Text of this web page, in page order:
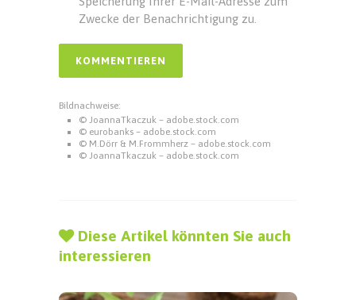
Zwecke der Benachrichtigung zu.
Bildnachweise:
© JoannaTkaczuk – adobe.stock.com
© eurobanks – adobe.stock.com
© M.Dörr & M.Frommherz – adobe.stock.com
© JoannaTkaczuk – adobe.stock.com
Diese Artikel könnten Sie auch
interessieren